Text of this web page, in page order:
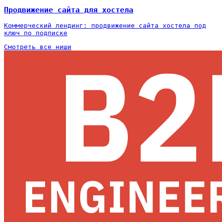
Продвижение сайта для хостела
Коммерческий лендинг: продвижение сайта хостела под
ключ по подписке
Смотреть все ниши